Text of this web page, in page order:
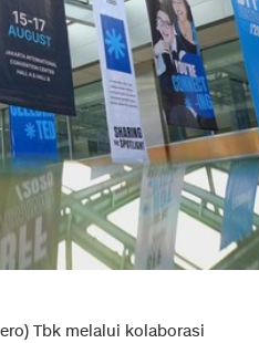
Tbk melalui kolaborasi